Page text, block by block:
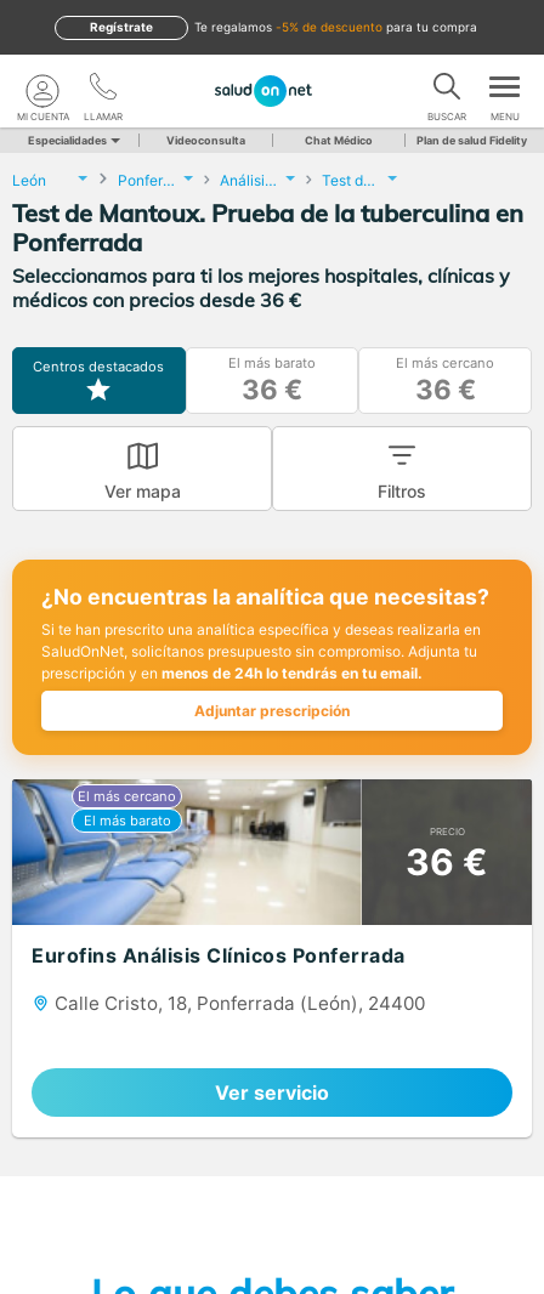
te regalamos -5% de descuento para tu compra
Regístrate
LLAMAR
MI CUENTA BUSCAR MENU
Especialidades Videoconsulta Chat Médico Plan de salud Fidelity
León Ponferrada Análisis Clínicos Test de Mantoux. Prueba de la tuberculina
Test de Mantoux. Prueba de la tuberculina en
Ponferrada
Seleccionamos para ti los mejores hospitales, clínicas y
médicos con precios desde 36 €
Centros destacados El más barato
36 €
El más cercano
36 €
Ver mapa Filtros
¿No encuentras la analítica que necesitas?
Si te han prescrito una analítica específica y deseas realizarla en
SaludOnNet, solicítanos presupuesto sin compromiso. Adjunta tu
prescripción y en menos de 24h lo tendrás en tu email.
Adjuntar prescripción
PRECIO
36 €
Eurofins Análisis Clínicos Ponferrada
Calle Cristo, 18, Ponferrada (León), 24400
Ver servicio